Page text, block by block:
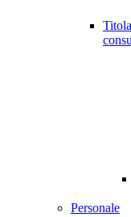
Personale